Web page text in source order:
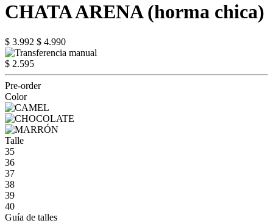
CHATA ARENA (horma chica)
$ 3.992 $ 4.990
$ 2.595
Pre-order
Color
Talle
35
36
37
38
39
40
Guía de talles